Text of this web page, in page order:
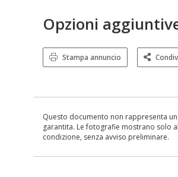
Opzioni
Stampa annuncio
Questo documento non rappresenta
garantita. Le fotografie mostrano solo
condizione, senza avviso preliminare.